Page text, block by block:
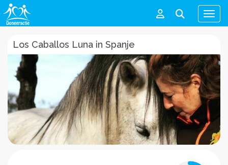
Menu
Los Caballos Luna in Spanje